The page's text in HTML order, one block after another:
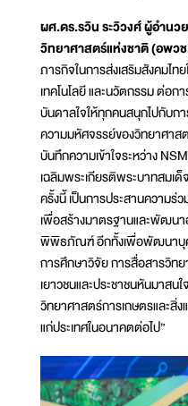
ผศ.ดร.รวิน ระวิวงศ์ ผู้อำน
วิทยาศาสตร์แห่งชาติ (อพว
ภารกิจในการส่งเสริมสังคมไ
เทคโนโลยี และนวัตกรรม ต่อ
บันดาลใจให้ทุกคนสนุกไปกับ
ความมหัศจรรย์ของวิทยาศาส
บันทึกความเข้าใจระหว่าง
เฉลิมพระเกียรติพระบาทสมเ
ครั้งนี้ เป็นการประสานความร่
เพื่อสร้างมาตรฐานและพัฒน
พิพิธภัณฑ์ อีกทั้งเพื่อพัฒนาบุค
การศึกษาวิจัย การสื่อสารวิท
เยาวชนและประชาชนหันมาสน
วิทยาศาสตร์การเกษตรและสิ่
แก่ประเทศในอนาคตต่อไป”